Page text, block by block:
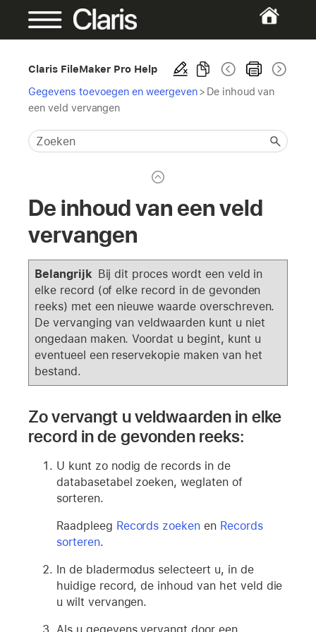
Claris FileMaker Pro Help
Gegevens toevoegen en weergeven> De inhoud van
een veld vervangen
De inhoud van een veld
vervangen
Belangrijk Bij dit proces wordt een veld in
elke record (of elke record in de gevonden
reeks) met een nieuwe waarde overschreven.
De vervanging van veldwaarden kunt u niet
ongedaan maken. Voordat u begint, kunt u
eventueel een reservekopie maken van het
bestand.
Zo vervangt u veldwaarden in elke
record in de gevonden reeks:
U kunt zo nodig de records in de
databasetabel zoeken, weglaten of
sorteren.
Raadpleeg Records zoeken en Records
sorteren.
In de bladermodus selecteert u, in de
huidige record, de inhoud van het veld die
u wilt vervangen.